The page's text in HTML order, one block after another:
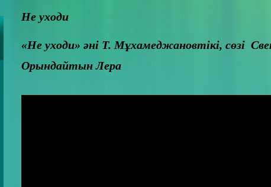
Не уходи
«Не уходи» әні Т. Мұхамеджановтікі, сөзі
Орындайтын Лера